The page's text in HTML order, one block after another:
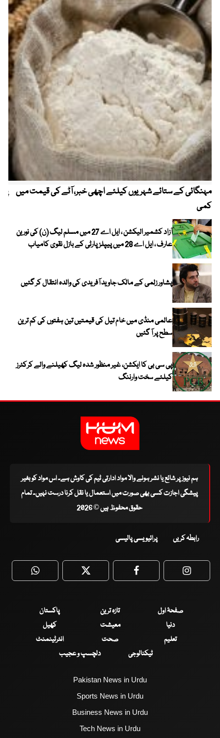
مہنگائی کے ستائے شہریوں کیلئے اچھی خبر، آٹے کی قیمت میں
کمی
آزاد کشمیر الیکشن ، ایل اے 27 میں مسلم لیگ (ن) کی نورین
عارف ، ایل اے 28 میں پیپلز پارٹی کے بازل نقوی کامیاب
پشاور زلمی کے مالک جاوید آفریدی کی والدہ انتقال کر گئیں
عالمی منڈی میں خام تیل کی قیمتیں تین ہفتوں کی کم ترین
سطح پر آ گئیں
پی سی بی کا ایکشن، غیر منظور شدہ لیگ کھیلنے والے کرکٹرز
کیلئے سخت وارننگ
ہم نیوز پر شائع یا نشر ہونے والا مواد ادارتی ٹیم کی کاوش ہے۔ اس مواد کو بغیر
پیشگی اجازت کسی بھی صورت میں استعمال یا نقل کرنا درست نہیں۔ تمام
حقوق محفوظ ہیں © 2026
رابطہ کریں پرائیویسی پالیسی
WhatsApp Twitter Facebook
صفحۂ اول تازہ ترین
پاکستان
دنیا
معیشت
کھیل
تعلیم
صحت
انٹرٹینمنٹ
ٹیکنالوجی
دلچسپ و عجیب
Pakistan News in Urdu
Sports News in Urdu
Business News in Urdu
Tech News in Urdu